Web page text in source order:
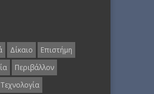
Δίκαιο
Επιστήμη
Περιβάλλον
Τεχνολογία